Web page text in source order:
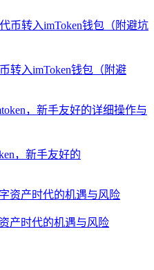
转入imToken钱包（附避
，新手友好的
产时代的机遇与风险